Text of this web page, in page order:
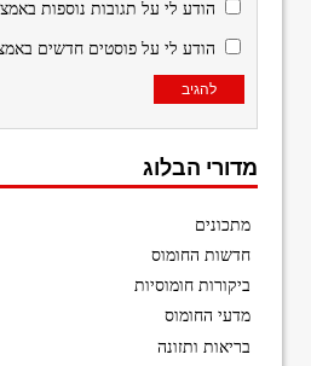
הודע לי על תגובות נוספות
הודע לי על פוסטים חדשים
מדורי הבלוג
מתכונים
חדשות החומוס
ביקורות חומוסיות
מדעי החומוס
בריאות ותזונה